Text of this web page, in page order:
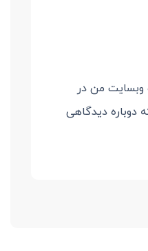
وبسایت من در
دوباره دیدگاهی